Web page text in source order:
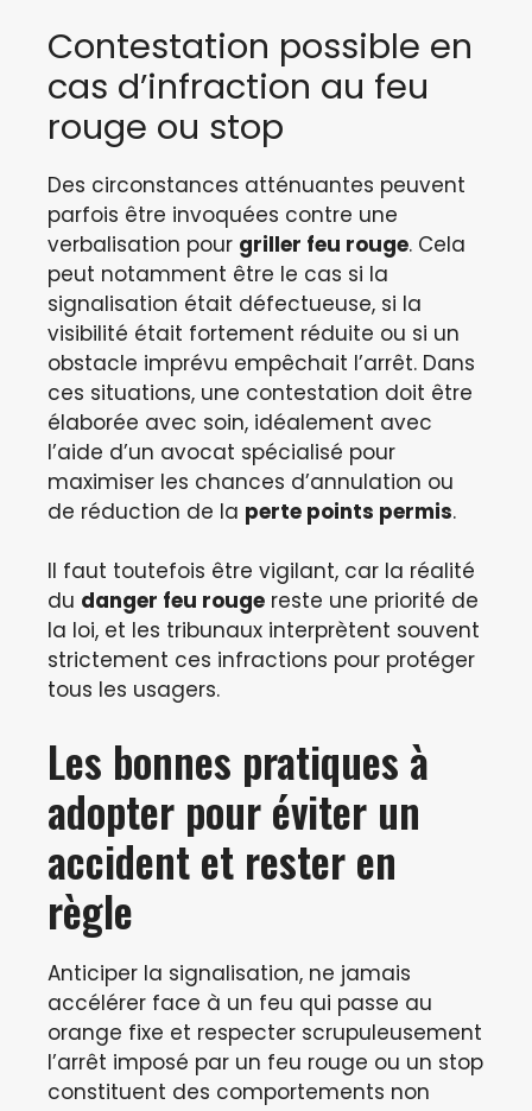
Contestation possible en
cas d’infraction au feu
rouge ou stop
Des circonstances atténuantes peuvent
parfois être invoquées contre une
verbalisation pour griller feu rouge. Cela
peut notamment être le cas si la
signalisation était défectueuse, si la
visibilité était fortement réduite ou si un
obstacle imprévu empêchait l’arrêt. Dans
ces situations, une contestation doit être
élaborée avec soin, idéalement avec
l’aide d’un avocat spécialisé pour
maximiser les chances d’annulation ou
de réduction de la perte points permis.
Il faut toutefois être vigilant, car la réalité
du danger feu rouge reste une priorité de
la loi, et les tribunaux interprètent souvent
strictement ces infractions pour protéger
tous les usagers.
Les bonnes pratiques à
adopter pour éviter un
accident et rester en
règle
Anticiper la signalisation, ne jamais
accélérer face à un feu qui passe au
orange fixe et respecter scrupuleusement
l’arrêt imposé par un feu rouge ou un stop
constituent des comportements non